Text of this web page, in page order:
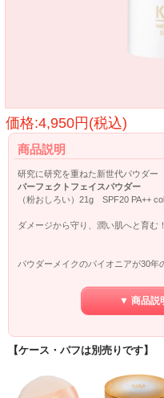
価格:4,950円(税込)
商品説明
研究に研究を重ねた新世代パウダー
パーフェクトフェイスパウダー
（粉おしろい）21g SPF20 PA++
ダメージから守り、潤い肌へと育む！
パウダーメイクのパイオニアが30
セラミド(コメヌカスフィンゴ糖脂
アミノ酸配合で保湿力が高く、水分
パウダーをつけた瞬間からお肌がし
▼ 商品説
【ケース・パフは別売りです】